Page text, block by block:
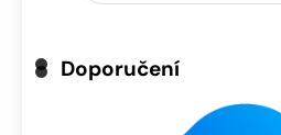
Doporučení